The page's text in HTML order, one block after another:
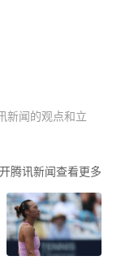
新闻的观点和立
腾讯新闻查看更多